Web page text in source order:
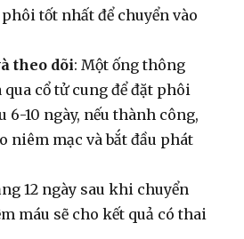
tốt nhất để chuyển vào
theo dõi: Một ống thông
qua cổ tử cung để đặt phôi
6-10 ngày, nếu thành công,
niêm mạc và bắt đầu phát
12 ngày sau khi chuyển
máu sẽ cho kết quả có thai